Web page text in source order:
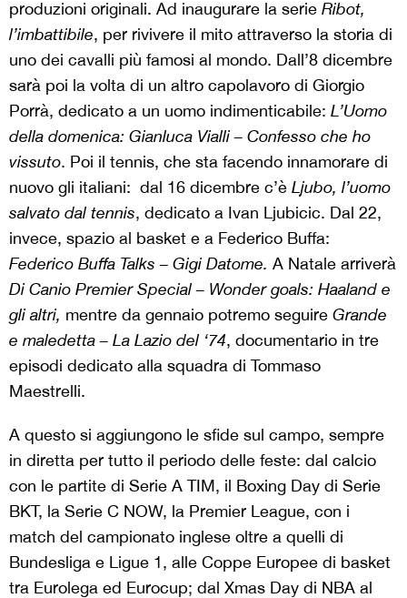
produzioni originali. Ad inaugurare la serie Ribot,
l’imbattibile, per rivivere il mito attraverso la storia di
uno dei cavalli più famosi al mondo. Dall’8 dicembre
sarà poi la volta di un altro capolavoro di Giorgio
Porrà, dedicato a un uomo indimenticabile: L’Uomo
della domenica: Gianluca Vialli – Confesso che ho
vissuto. Poi il tennis, che sta facendo innamorare di
nuovo gli italiani: dal 16 dicembre c’è Ljubo, l’uomo
salvato dal tennis, dedicato a Ivan Ljubicic. Dal 22,
invece, spazio al basket e a Federico Buffa:
Federico Buffa Talks – Gigi Datome. A Natale arriverà
Di Canio Premier Special – Wonder goals: Haaland e
gli altri, mentre da gennaio potremo seguire Grande
e maledetta – La Lazio del ‘74, documentario in tre
episodi dedicato alla squadra di Tommaso
Maestrelli.
A questo si aggiungono le sfide sul campo, sempre
in diretta per tutto il periodo delle feste: dal calcio
con le partite di Serie A TIM, il Boxing Day di Serie
BKT, la Serie C NOW, la Premier League, con i
match del campionato inglese oltre a quelli di
Bundesliga e Ligue 1, alle Coppe Europee di basket
tra Eurolega ed Eurocup; dal Xmas Day di NBA al